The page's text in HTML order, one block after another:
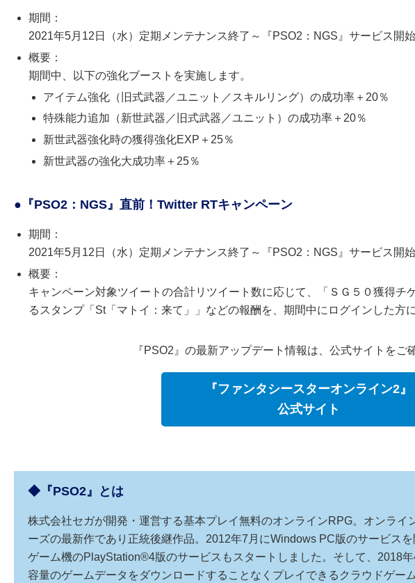
期間：
2021年5月12日（水）定期メンテナンス終了～『PSO2：NGS』サービス開
概要：
期間中、以下の強化ブーストを実施します。
アイテム強化（旧式武器／ユニット／スキルリング）の成功率＋20％
特殊能力追加（新世武器／旧式武器／ユニット）の成功率＋20％
新世武器強化時の獲得強化EXP＋25％
新世武器の強化大成功率＋25％
●『PSO2：NGS』直前！Twitter RTキャンペーン
期間：
2021年5月12日（水）定期メンテナンス終了～『PSO2：NGS』サービス開
概要：
キャンペーン対象ツイートの合計リツイート数に応じて、「ＳＧ５０獲得チ
るスタンプ「St「マトイ：来て」」などの報酬を、期間中にログインした方
『PSO2』の最新アップデート情報は、公式サイトをご
『ファンタシースターオンライン2』
公式サイト
◆『PSO2』とは
株式会社セガが開発・運営する基本プレイ無料のオンラインRPG。オンライ
ーズの最新作であり正統後継作品。2012年7月にWindows PC版のサービス
ゲーム機のPlayStation®4版のサービスもスタートしました。そして、2018
容量のゲームデータをダウンロードすることなくプレイできるクラウドゲー